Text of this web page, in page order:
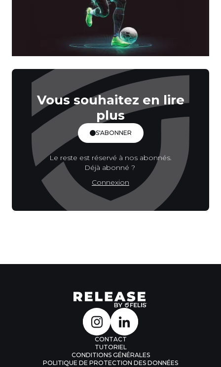
Vous souhaitez en lire
plus
S'ABONNER
Le reste est réservé à nos abonnés.
Déjà abonné ?
Connexion
CONTACT
TUTORIEL
CONDITIONS GÉNÉRALES
POLITIQUE DE PROTECTION DES DONNÉES